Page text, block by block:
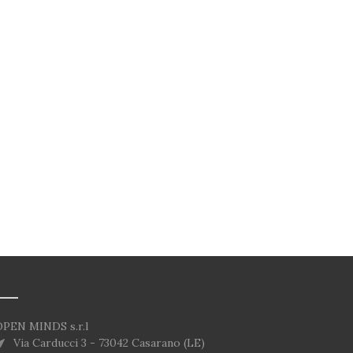
MINDS s.r.l
Via Carducci 3 - 73042 Casarano (LE)